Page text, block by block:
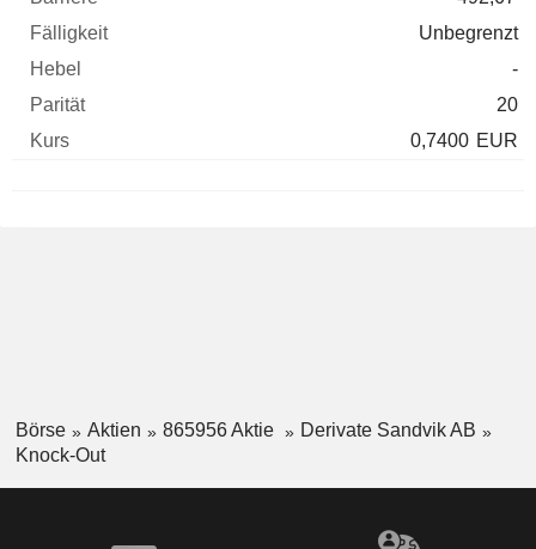
Unbegrenzt
-
20
0,7400 EUR
Börse Aktien 865956 Aktie
Derivate Sandvik AB
Knock-Out